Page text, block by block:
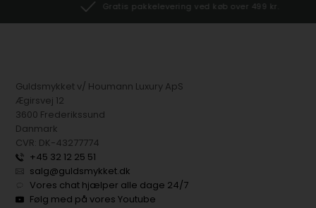
Gratis pakkelevering ved køb over 499 kr.
Guldsmykket v/ Houmann Luxury ApS
Ægirsvej 12
3600 Frederikssund
Danmark
CVR: DK-43277774
+45 32 12 25 51
salg@guldsmykket.dk
Vores chat hjælper alle dage 24/7
Følg med på vores Youtube